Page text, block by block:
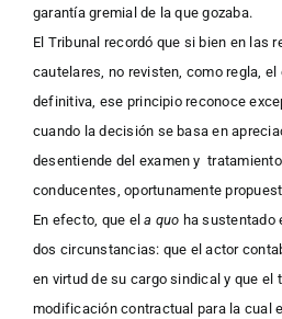
garantía gremial de la que gozaba.
El Tribunal recordó que si bien en las
cautelares, no revisten, como regla,
definitiva, ese principio reconoce
cuando la decisión se basa en
desentiende del examen y
conducentes, oportunamente
En efecto, que ela quo ha sustentado
dos circunstancias: que el actor
en virtud de su cargo sindical y que el
modificación contractual para la cual